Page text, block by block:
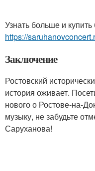
Узнать больше и
https://
Заключение
Ростовский
история оживает.
нового о Ростове-на-
музыку, не забудьте
Саруханова!